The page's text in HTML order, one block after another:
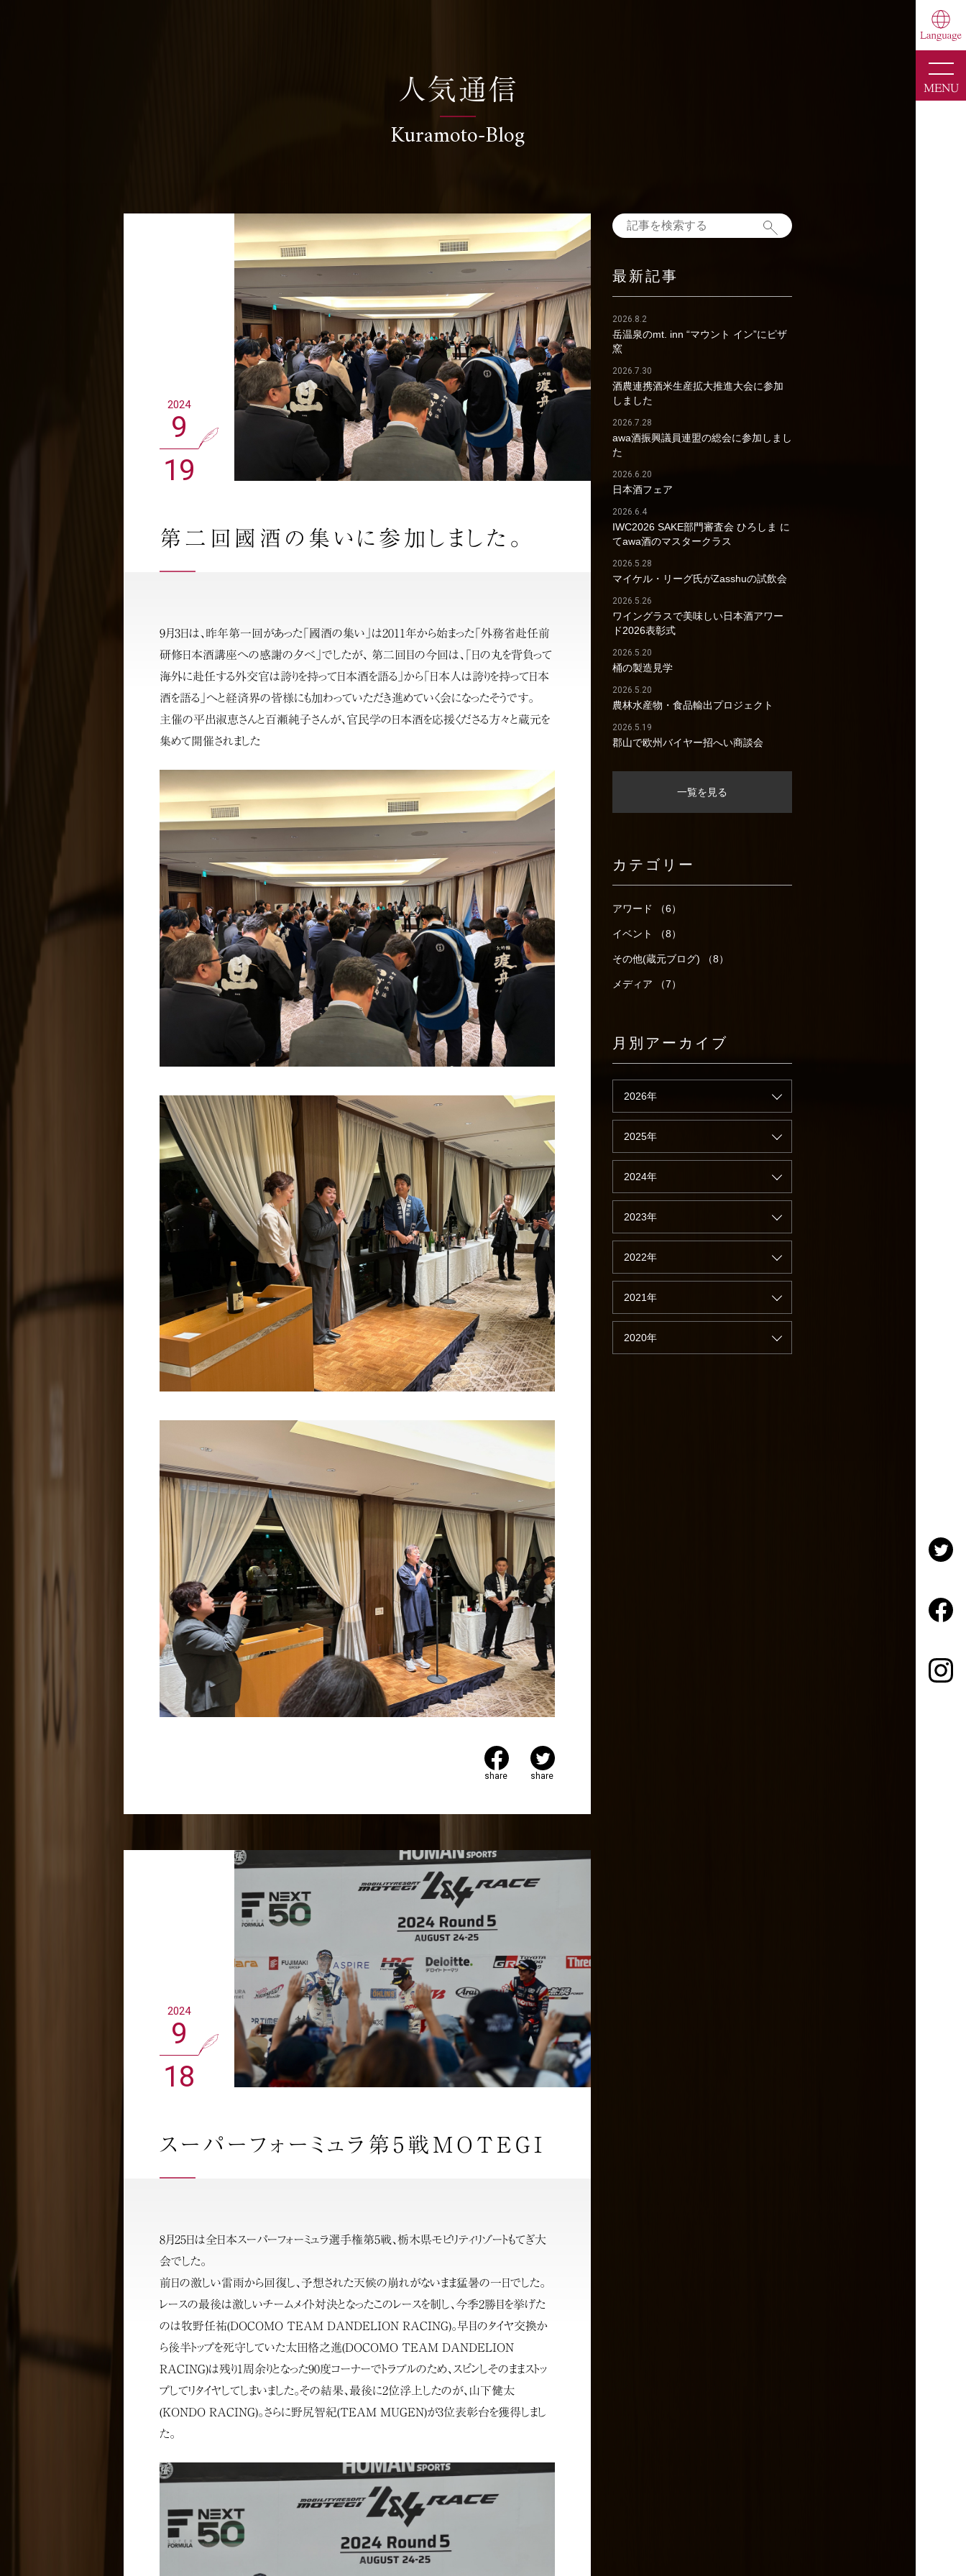
MENU
人気通信
Kuramoto-Blog
2024
9
19
第二回國酒の集いに参加しました。
9月3日は、昨年第一回があった「國酒の集い」は2011年から始まった「外務省赴任前
研修日本酒講座への感謝の夕べ」でしたが、 第二回目の今回は、「日の丸を背負って
海外に赴任する外交官は誇りを持って日本酒を語る」から「日本人は誇りを持って日本
酒を語る」へと経済界の皆様にも加わっていただき進めていく会になったそうです。
主催の平出淑恵さんと百瀬純子さんが、官民学の日本酒を応援くださる方々と蔵元を
集めて開催されました
share share
2024
9
18
スーパーフォーミュラ第5戦MOTEGI
8月25日は全日本スーパーフォーミュラ選手権第5戦、栃木県モビリティリゾートもてぎ大
会でした。
前日の激しい雷雨から回復し、予想された天候の崩れがないまま猛暑の一日でした。
レースの最後は激しいチームメイト対決となったこのレースを制し、今季2勝目を挙げた
のは牧野任祐(DOCOMO TEAM DANDELION RACING)。早目のタイヤ交換か
ら後半トップを死守していた太田格之進(DOCOMO TEAM DANDELION
RACING)は残り1周余りとなった90度コーナーでトラブルのため、スピンしそのままストッ
プしてリタイヤしてしまいました。その結果、最後に2位浮上したのが、山下健太
(KONDO RACING)。さらに野尻智紀(TEAM MUGEN)が3位表彰台を獲得しまし
た。
最新記事
2026.8.2
岳温泉のmt. inn “マウント イン”にピザ
窯
2026.7.30
酒農連携酒米生産拡大推進大会に参加
しました
2026.7.28
awa酒振興議員連盟の総会に参加しまし
た
2026.6.20
日本酒フェア
2026.6.4
IWC2026 SAKE部門審査会 ひろしま に
てawa酒のマスタークラス
2026.5.28
マイケル・リーグ氏がZasshuの試飲会
2026.5.26
ワイングラスで美味しい日本酒アワー
ド2026表彰式
2026.5.20
桶の製造見学
2026.5.20
農林水産物・食品輸出プロジェクト
2026.5.19
郡山で欧州バイヤー招へい商談会
一覧を見る
カテゴリー
アワード （6）
イベント （8）
その他(蔵元ブログ) （8）
メディア （7）
月別アーカイブ
2026年
2025年
2024年
2023年
2022年
2021年
2020年